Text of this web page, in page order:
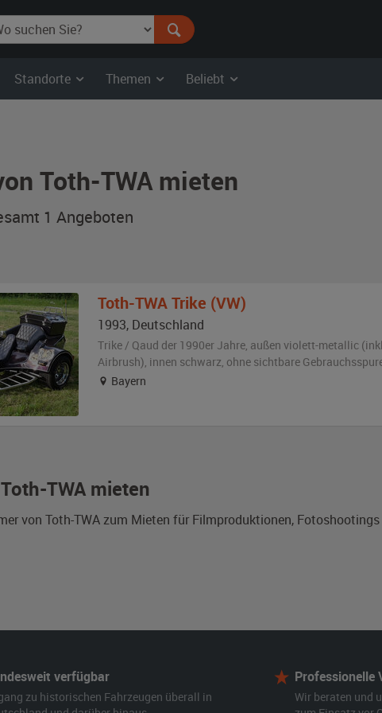
Standorte Themen Beliebt
Toth-TWA mieten
1 Angeboten
TWA mieten
von Toth-TWA zum Mieten für Filmproduktionen,
Toth-TWA Trike (VW)
1993, Deutschland
Trike / Qaud der 1990er Jahre, außen violett-metallic
Airbrush), innen schwarz, ohne sichtbare
Bayern
verfügbar
zu historischen Fahrzeugen überall in
Professionelle
Wir beraten und